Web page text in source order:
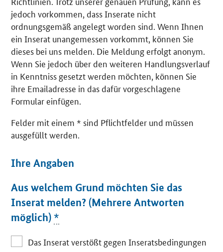
jedoch vorkommen, dass Inserate nicht
ordnungsgemäß angelegt worden sind. Wenn Ihnen
ein Inserat unangemessen vorkommt, können Sie
dieses bei uns melden. Die Meldung erfolgt anonym.
Wenn Sie jedoch über den weiteren Handlungsverlauf
in Kenntniss gesetzt werden möchten, können Sie
ihre Emailadresse in das dafür vorgeschlagene
Formular einfügen.
Felder mit einem * sind Pflichtfelder und müssen
ausgefüllt werden.
Ihre Angaben
Aus welchem Grund möchten Sie das
Inserat melden? (Mehrere Antworten
möglich) *
Das Inserat verstößt gegen Inseratsbedingungen